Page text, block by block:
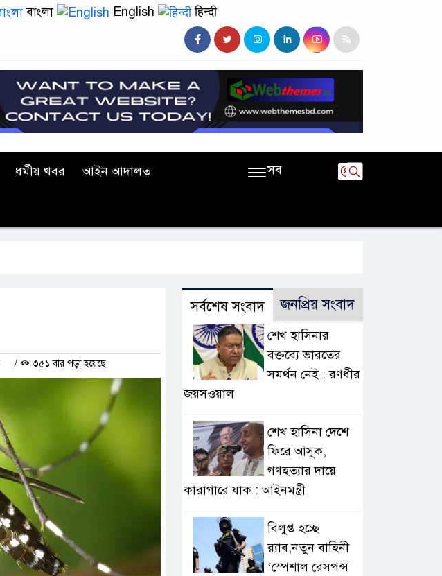
বাংলা English हिन्दी
ধর্মীয় খবর আইন আদালত সব
/ ৩৫১ বার পড়া হয়েছে
সর্বশেষ সংবাদ জনপ্রিয় সংবাদ
শেখ হাসিনার
বক্তব্যে ভারতের
সমর্থন নেই : রণধীর
জয়সওয়াল
শেখ হাসিনা দেশে
ফিরে আসুক,
গণহত্যার দায়ে
কারাগারে যাক : আইনমন্ত্রী
বিলুপ্ত হচ্ছে
র‍্যাব,নতুন বাহিনী
‘স্পেশাল রেসপন্স